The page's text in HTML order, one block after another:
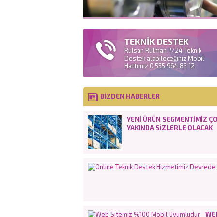
TEKNİK DESTEK
Rulsan Rulman 7/24 Teknik
Destek alabileceğiniz Mobil
Hattımız 0 555 964 83 12
BİZDEN HABERLER
YENI ÜRÜN SEGMENTIMIZ
YAKINDA SIZLERLE OLACAK